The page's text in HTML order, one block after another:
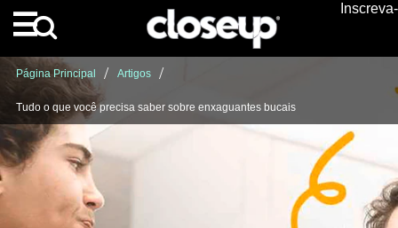
Skip to content
Página Principal Artigos
Tudo o que você precisa saber sobre enxaguantes bucais